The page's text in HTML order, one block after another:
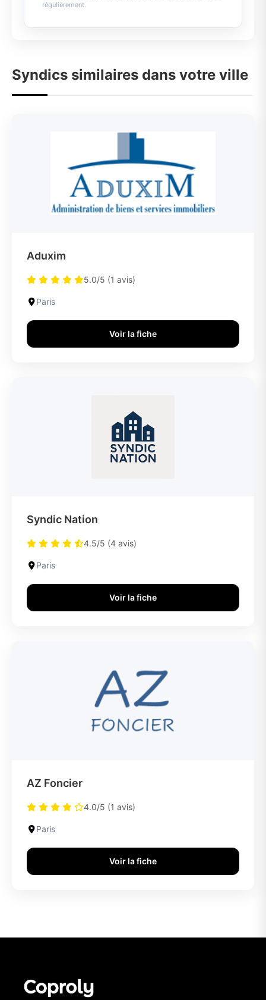
régulièrement.
Syndics similaires dans votre ville
Aduxim
5.0/5 (1 avis)
Paris
Voir la fiche
Syndic Nation
4.5/5 (4 avis)
Paris
Voir la fiche
AZ Foncier
4.0/5 (1 avis)
Paris
Voir la fiche